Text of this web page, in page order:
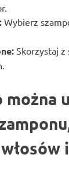
Wybierz
Skorzystaj z
można